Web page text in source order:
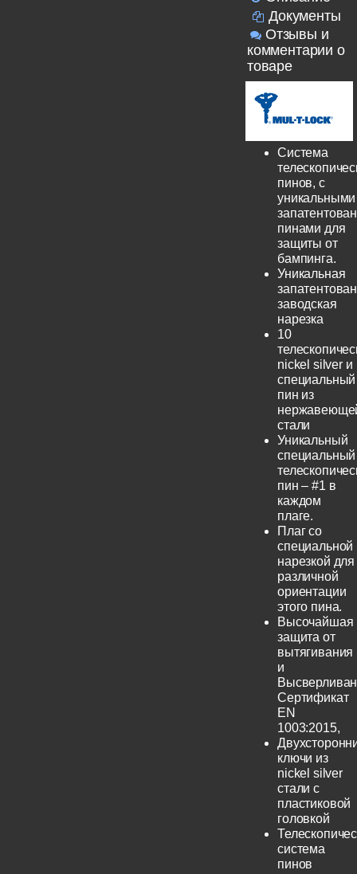
Документы
Отзывы и
комментарии о
товаре
Система
пинов, с
уникальными
пинами для
защиты от
бампинга.
Уникальная
заводская
нарезка
10
nickel silver и
специальный
пин из
стали
Уникальный
специальный
пин – #1 в
каждом
плаге.
Плаг со
специальной
нарезкой для
различной
ориентации
этого пина.
Высочайшая
защита от
вытягивания
и
Сертификат
EN
1003:2015,
ключи из
nickel silver
стали с
пластиковой
головкой
система
пинов